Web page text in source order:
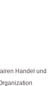
Handel und